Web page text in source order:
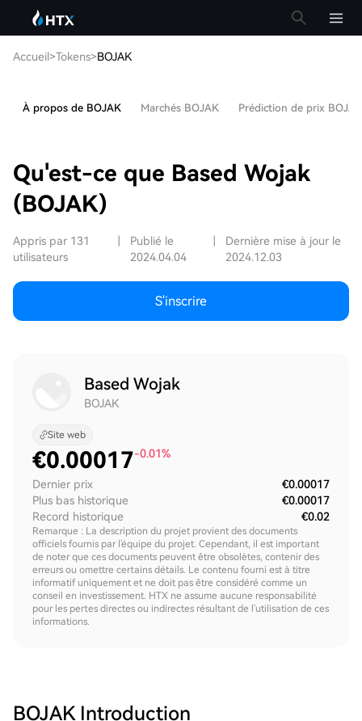
Accueil>Tokens>BOJAK
À propos de BOJAK Marchés BOJAK Prédiction de prix BOJAK
Qu'est-ce que Based Wojak
(BOJAK)
Appris par 131
utilisateurs
Publié le
2024.04.04
Dernière mise à jour le
2024.12.03
S'inscrire
Based Wojak
BOJAK
Site web
€0.00017-0.01%
Dernier prix
€0.00017
Plus bas historique
€0.00017
Record historique
€0.02
Remarque : La description du projet provient des documents
officiels fournis par l'équipe du projet. Cependant, il est important
de noter que ces documents peuvent être obsolètes, contenir des
erreurs ou omettre certains détails. Le contenu fourni est à titre
informatif uniquement et ne doit pas être considéré comme un
conseil en investissement. HTX ne assume aucune responsabilité
pour les pertes directes ou indirectes résultant de l'utilisation de ces
informations.
BOJAK Introduction